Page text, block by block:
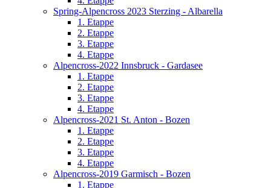
Spring-Alpencross 2023 Sterzing - Albarella
1. Etappe
2. Etappe
3. Etappe
4. Etappe
Alpencross-2022 Innsbruck - Gardasee
1. Etappe
2. Etappe
3. Etappe
4. Etappe
Alpencross-2021 St. Anton - Bozen
1. Etappe
2. Etappe
3. Etappe
4. Etappe
Alpencross-2019 Garmisch - Bozen
1. Etappe